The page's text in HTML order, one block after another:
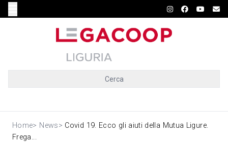
Cerca
Home> News> Covid 19. Ecco gli aiuti della Mutua Ligure.
Frega...